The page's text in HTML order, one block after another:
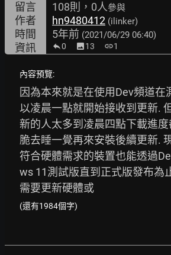
留言 108則，0人參與
作者 hn9480412 (ilinker)
時間 5年前 (2021/06/29 06:40)
資訊 0 image13 link1
內容預覽:
因為本來就是在使用Dev頻道在
以凌晨一點就開始接收到更新.
新的人太多到凌晨四點下載進
脆去睡一覺再來安裝後續更新.
符合硬體需求的裝置也能透過
ws 11測試版直到正式版發布為
需要更新硬體或
(還有1984個字)